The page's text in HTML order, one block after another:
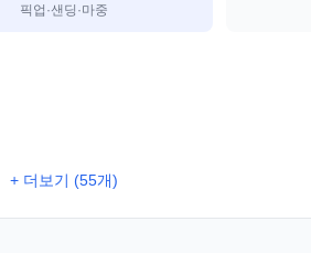
픽업·샌딩·마중
+ 더보기 (55개)